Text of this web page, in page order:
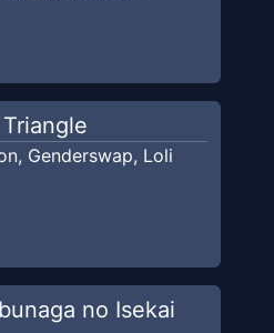
, Genderswap, Loli
no Isekai